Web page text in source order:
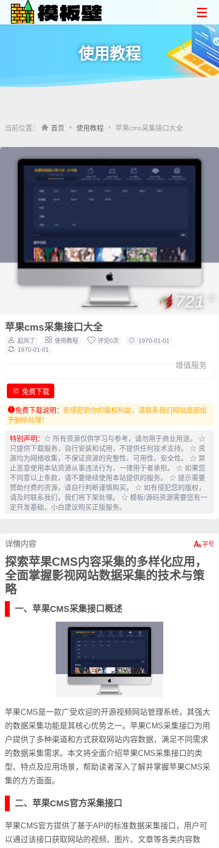
使用教程
当前位置： 首页 使用教程 苹果cms采集接口大全
苹果cms采集接口大全
起风了 使用教程 评论0次
1970-01-01
1970-01-01
721
增值服务
免费下载
免费下载说明： 若侵犯到你的版权利益，请联系我们网站底部给
予删除处理！
特别声明： ☆ 所有资源仅供学习与参考，请勿用于商业用途。 ☆
只提供下载服务，自行安装和试用，不提供任何技术支持。 ☆ 资
源均为网络收集，不保证资源的完整性、可用性、安全性。 ☆ 禁
止恶意使用本站资源从事违法行为，一律用于者承担。 ☆ 如果您
不同意以上条款，请不要继续使用本站提供的服务。 ☆ 提示需要
赞助付费的资源，请自行判断谨慎购买。 ☆ 如有侵犯您的版权，
请及时联系我们，我们将下架处理。 ☆ 模板/源码资源需要您有一
定开发基础，小白建议购买正版服务。
详情内容
探索苹果CMS内容采集的多样化应用，
全面掌握影视网站数据采集的技术与策
略
一、苹果CMS采集接口概述
苹果CMS是一款广受欢迎的开源视频网站管理系统，其强大
的数据采集功能是其核心优势之一。苹果CMS采集接口为用
户提供了多种渠道和方式获取网站内容数据，满足不同需求
的数据采集需求。本文将全面介绍苹果CMS采集接口的类
型、特点及应用场景，帮助读者深入了解并掌握苹果CMS采
集的方方面面。
二、苹果CMS官方采集接口
苹果CMS官方提供了基于API的标准数据采集接口，用户可
以通过该接口获取网站的视频、图片、文章等各类内容数